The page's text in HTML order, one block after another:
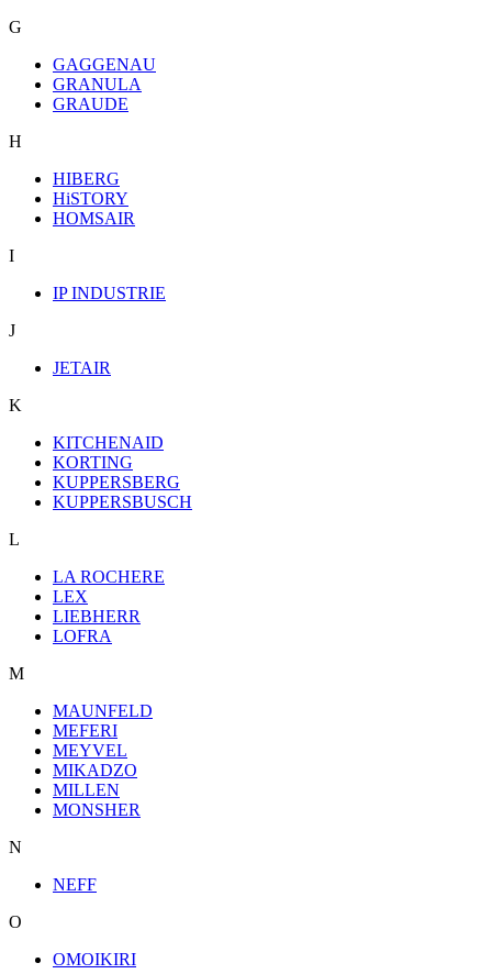
G
GAGGENAU
GRANULA
GRAUDE
H
HIBERG
HiSTORY
HOMSAIR
I
IP INDUSTRIE
J
JETAIR
K
KITCHENAID
KORTING
KUPPERSBERG
KUPPERSBUSCH
L
LA ROCHERE
LEX
LIEBHERR
LOFRA
M
MAUNFELD
MEFERI
MEYVEL
MIKADZO
MILLEN
MONSHER
N
NEFF
O
OMOIKIRI